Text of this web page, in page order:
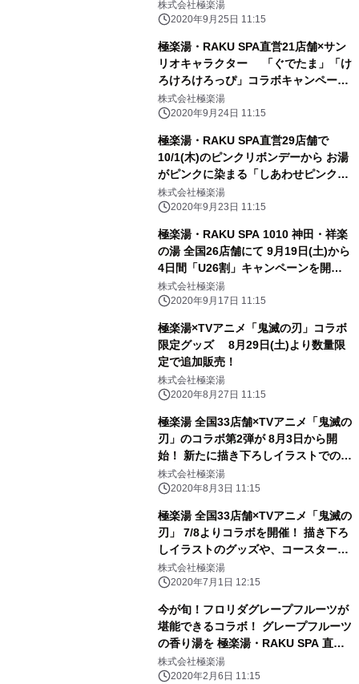
計で各店300個のりんごを投入
株式会社極楽湯
2020年9月25日 11:15
極楽湯・RAKU SPA直営21店舗×サン
リオキャラクター 「ぐでたま」「け
ろけろけろっぴ」コラボキャンペー
ン 2020年10月16日(金)より開催！
株式会社極楽湯
2020年9月24日 11:15
極楽湯・RAKU SPA直営29店舗で
10/1(木)のピンクリボンデーから お湯
がピンクに染まる「しあわせピンクリ
ボンの湯」を開催！
株式会社極楽湯
2020年9月23日 11:15
極楽湯・RAKU SPA 1010 神田・祥楽
の湯 全国26店舗にて 9月19日(土)から
4日間「U26割」キャンペーンを開
催！
株式会社極楽湯
2020年9月17日 11:15
極楽湯×TVアニメ「鬼滅の刃」コラボ
限定グッズ 8月29日(土)より数量限
定で追加販売！
株式会社極楽湯
2020年8月27日 11:15
極楽湯 全国33店舗×TVアニメ「鬼滅の
刃」のコラボ第2弾が 8月3日から開
始！ 新たに描き下ろしイラストでの手
ぬぐいの販売と、 コースターに8種の
追加デザイン、館内放送が登場
株式会社極楽湯
2020年8月3日 11:15
極楽湯 全国33店舗×TVアニメ「鬼滅の
刃」 7/8よりコラボを開催！ 描き下ろ
しイラストのグッズや、コースターが
もらえる フードメニュー、フォトスポ
ットの設置などが登場
株式会社極楽湯
2020年7月1日 12:15
今が旬！フロリダグレープフルーツが
堪能できるコラボ！ グレープフルーツ
の香り湯を 極楽湯・RAKU SPA 直営
10店舗にて展開！ 2月26日には生グレ
ープフルーツを投入する他、 期間限定
株式会社極楽湯
2020年2月6日 11:15